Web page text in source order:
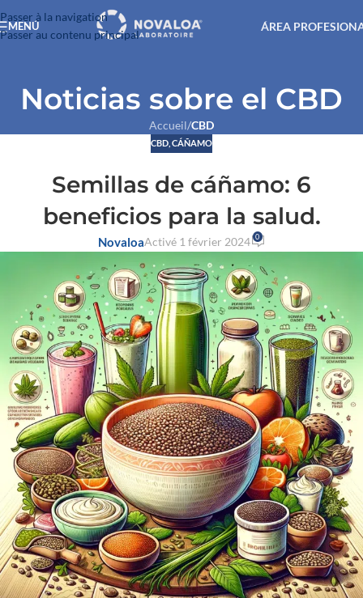
Passer à la navigation
Passer au contenu principal
MENÚ ÁREA
Noticias sobre el CBD
Accueil/CBD
CBD CÁÑAMO
Semillas de cáñamo: 6
beneficios para la salud.
NovaloaActivé 1 février 2024 0